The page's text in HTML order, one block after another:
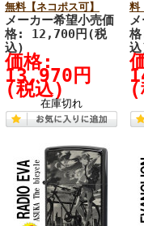
無料【ネコポス可】
メーカー希望小売価
格: 12,700円(税
込)
価格:
13,970円
(税込)
在庫切れ
料
(